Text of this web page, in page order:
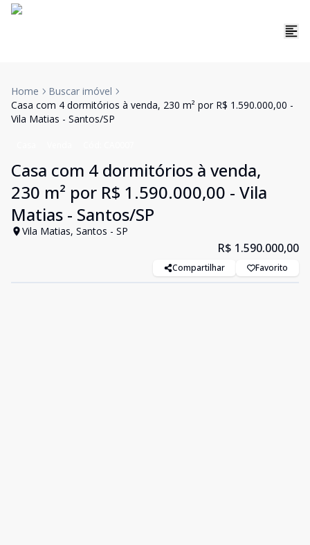
Home
Buscar imóvel
Casa com 4 dormitórios à venda, 230 m² por R$ 1.590.000,00 -
Vila Matias - Santos/SP
Casa com 4 dormitórios à venda,
230 m² por R$ 1.590.000,00 - Vila
Matias - Santos/SP
Vila Matias, Santos - SP
R$ 1.590.000,00
Compartilhar Favorito